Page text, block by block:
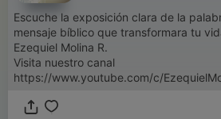
Escuche la exposición clara de la
mensaje bíblico que transformara tu
Ezequiel Molina R.
Visita nuestro canal
https://www.youtube.com/c/